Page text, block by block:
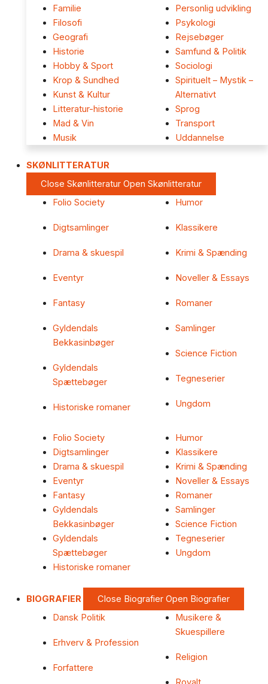
Familie
Filosofi
Geografi
Historie
Hobby & Sport
Krop & Sundhed
Kunst & Kultur
Litteratur-historie
Mad & Vin
Musik
Personlig udvikling
Psykologi
Rejsebøger
Samfund & Politik
Sociologi
Spirituelt – Mystik –
Alternativt
Sprog
Transport
Uddannelse
SKØNLITTERATUR
Close Skønlitteratur Open Skønlitteratur
Folio Society
Digtsamlinger
Drama & skuespil
Eventyr
Fantasy
Gyldendals
Bekkasinbøger
Gyldendals
Spættebøger
Historiske romaner
Humor
Klassikere
Krimi & Spænding
Noveller & Essays
Romaner
Samlinger
Science Fiction
Tegneserier
Ungdom
Folio Society
Digtsamlinger
Drama & skuespil
Eventyr
Fantasy
Gyldendals
Bekkasinbøger
Gyldendals
Spættebøger
Historiske romaner
Humor
Klassikere
Krimi & Spænding
Noveller & Essays
Romaner
Samlinger
Science Fiction
Tegneserier
Ungdom
BIOGRAFIER Close Biografier Open Biografier
Dansk Politik
Erhverv & Profession
Forfattere
Musikere &
Skuespillere
Religion